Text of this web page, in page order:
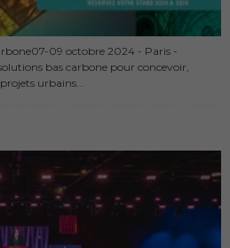
09 octobre 2024 - Paris -
bas carbone pour concevoir,
urbains...